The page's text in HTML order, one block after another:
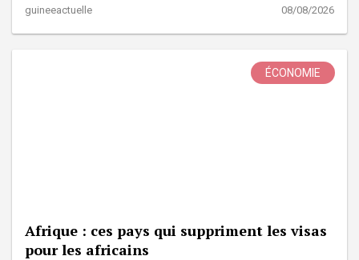
guineeactuelle 08/08/2026
ÉCONOMIE
Afrique : ces pays qui suppriment les visas
pour les africains